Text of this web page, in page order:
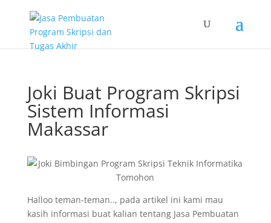
Joki Buat Program Skripsi
Sistem Informasi
Makassar
Halloo teman-teman.., pada artikel ini kami mau
kasih informasi buat kalian tentang Jasa Pembuatan